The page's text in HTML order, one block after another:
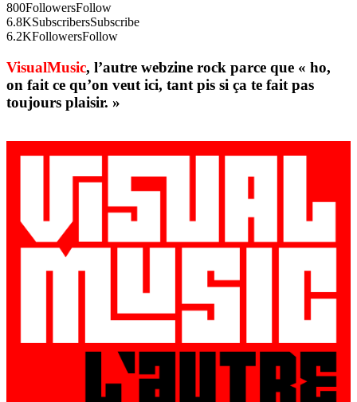
800FollowersFollow
6.8KSubscribersSubscribe
6.2KFollowersFollow
VisualMusic, l’autre webzine rock parce que « ho,
on fait ce qu’on veut ici, tant pis si ça te fait pas
toujours plaisir. »